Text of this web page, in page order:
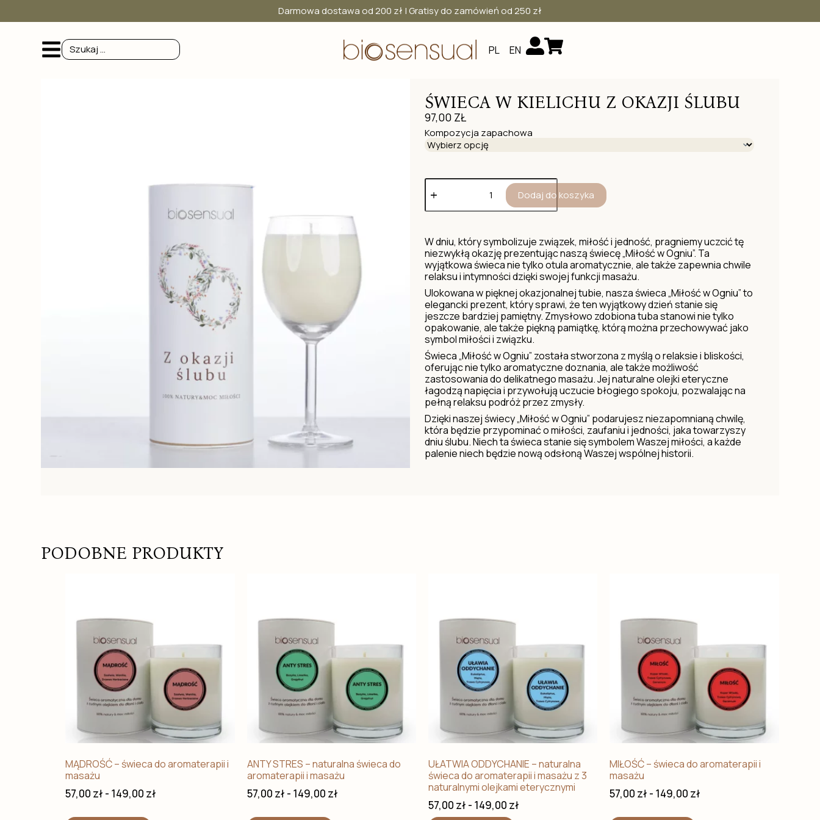
Darmowa dostawa od 200 zł | Gratisy do zamówień od 250 zł
PL EN
ŚWIECA W KIELICHU Z OKAZJI ŚLUBU
97,00 ZŁ
Kompozycja zapachowa
Dodaj do koszyka
W dniu, który symbolizuje związek, miłość i jedność, pragniemy uczcić tę
niezwykłą okazję prezentując naszą świecę „Miłość w Ogniu”. Ta
wyjątkowa świeca nie tylko otula aromatycznie, ale także zapewnia chwile
relaksu i intymności dzięki swojej funkcji masażu.
Ulokowana w pięknej okazjonalnej tubie, nasza świeca „Miłość w Ogniu” to
elegancki prezent, który sprawi, że ten wyjątkowy dzień stanie się
jeszcze bardziej pamiętny. Zmysłowo zdobiona tuba stanowi nie tylko
opakowanie, ale także piękną pamiątkę, którą można przechowywać jako
symbol miłości i związku.
Świeca „Miłość w Ogniu” została stworzona z myślą o relaksie i bliskości,
oferując nie tylko aromatyczne doznania, ale także możliwość
zastosowania do delikatnego masażu. Jej naturalne olejki eteryczne
łagodzą napięcia i przywołują uczucie błogiego spokoju, pozwalając na
pełną relaksu podróż przez zmysły.
Dzięki naszej świecy „Miłość w Ogniu” podarujesz niezapomnianą chwilę,
która będzie przypominać o miłości, zaufaniu i jedności, jaka towarzyszy
dniu ślubu. Niech ta świeca stanie się symbolem Waszej miłości, a każde
palenie niech będzie nową odsłoną Waszej wspólnej historii.
PODOBNE PRODUKTY
MĄDROŚĆ – świeca do aromaterapii i
masażu
57,00 zł - 149,00 zł
ANTY STRES – naturalna świeca do
aromaterapii i masażu
57,00 zł - 149,00 zł
UŁATWIA ODDYCHANIE – naturalna
świeca do aromaterapii i masażu z 3
naturalnymi olejkami eterycznymi
57,00 zł - 149,00 zł
MIŁOŚĆ – świeca do aromaterapii i
masażu
57,00 zł - 149,00 zł